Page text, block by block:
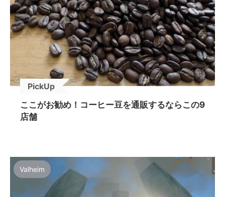
PickUp
ここがお勧め！コーヒー豆を通販するならこの9
店舗
Valheim